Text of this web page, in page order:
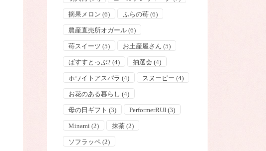
摘果メロン (6) ふらの苺 (6)
農産直売所オガール (6)
苺スイーツ (5) お土産屋さん (5)
ばすすとっぷ2 (4) 抽選会 (4)
ホワイトアスパラ (4) スヌーピー (4)
お花のある暮らし (4)
母の日ギフト (3) PerformerRUI (3)
Minami (2) 抹茶 (2)
ソフラッペ (2)